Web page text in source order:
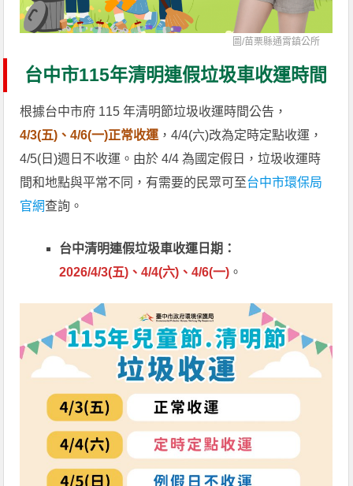
圖/苗栗縣通霄鎮公所
台中市115年清明連假垃圾車收運時間
根據台中市府 115 年清明節垃圾收運時間公告，
4/3(五)、4/6(一)正常收運 ，4/4(六)改為定時定點收運，
4/5(日)週日不收運。由於 4/4 為國定假日，垃圾收運時
間和地點與平常不同，有需要的民眾可至台中市環保局
官網查詢。
台中清明連假垃圾車收運日期：
2026/4/3(五)、4/4(六)、4/6(一) 。